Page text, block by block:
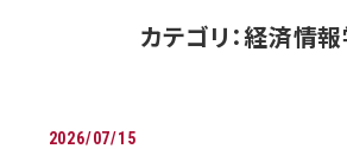
カテゴリ：経済情
2026/07/15